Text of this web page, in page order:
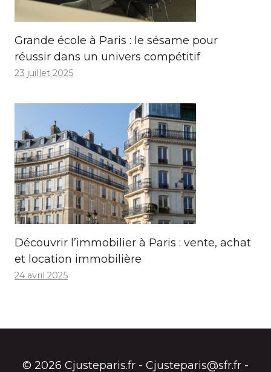
Grande école à Paris : le sésame pour
réussir dans un univers compétitif
23 juillet 2025
Découvrir l’immobilier à Paris : vente, achat
et location immobilière
24 avril 2025
© 2026 Cjusteparis.fr - Cjusteparis@sfr.fr -